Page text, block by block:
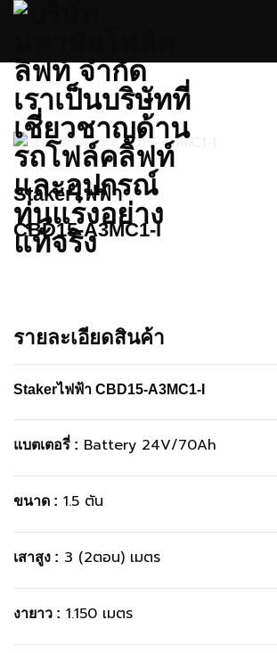
ข้าม
เนื้อหา
Stakerไฟฟ้า
CBD15-A3MC1-I
รายละเอียดสินค้า
Stakerไฟฟ้า CBD15-A3MC1-I
แบตเตอรี่ : Battery 24V/70Ah
ขนาด : 1.5 ตัน
เสาสูง : 3 (2ตอน) เมตร
งายาว : 1.150 เมตร